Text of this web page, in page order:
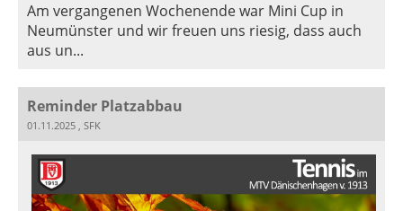
Am vergangenen Wochenende war Mini Cup in
Neumünster und wir freuen uns riesig, dass auch
aus un...
Reminder Platzabbau
01.11.2025 , SFK